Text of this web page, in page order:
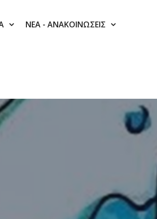
ΝΕΑ - ΑΝΑΚΟΙΝΩΣΕΙΣ